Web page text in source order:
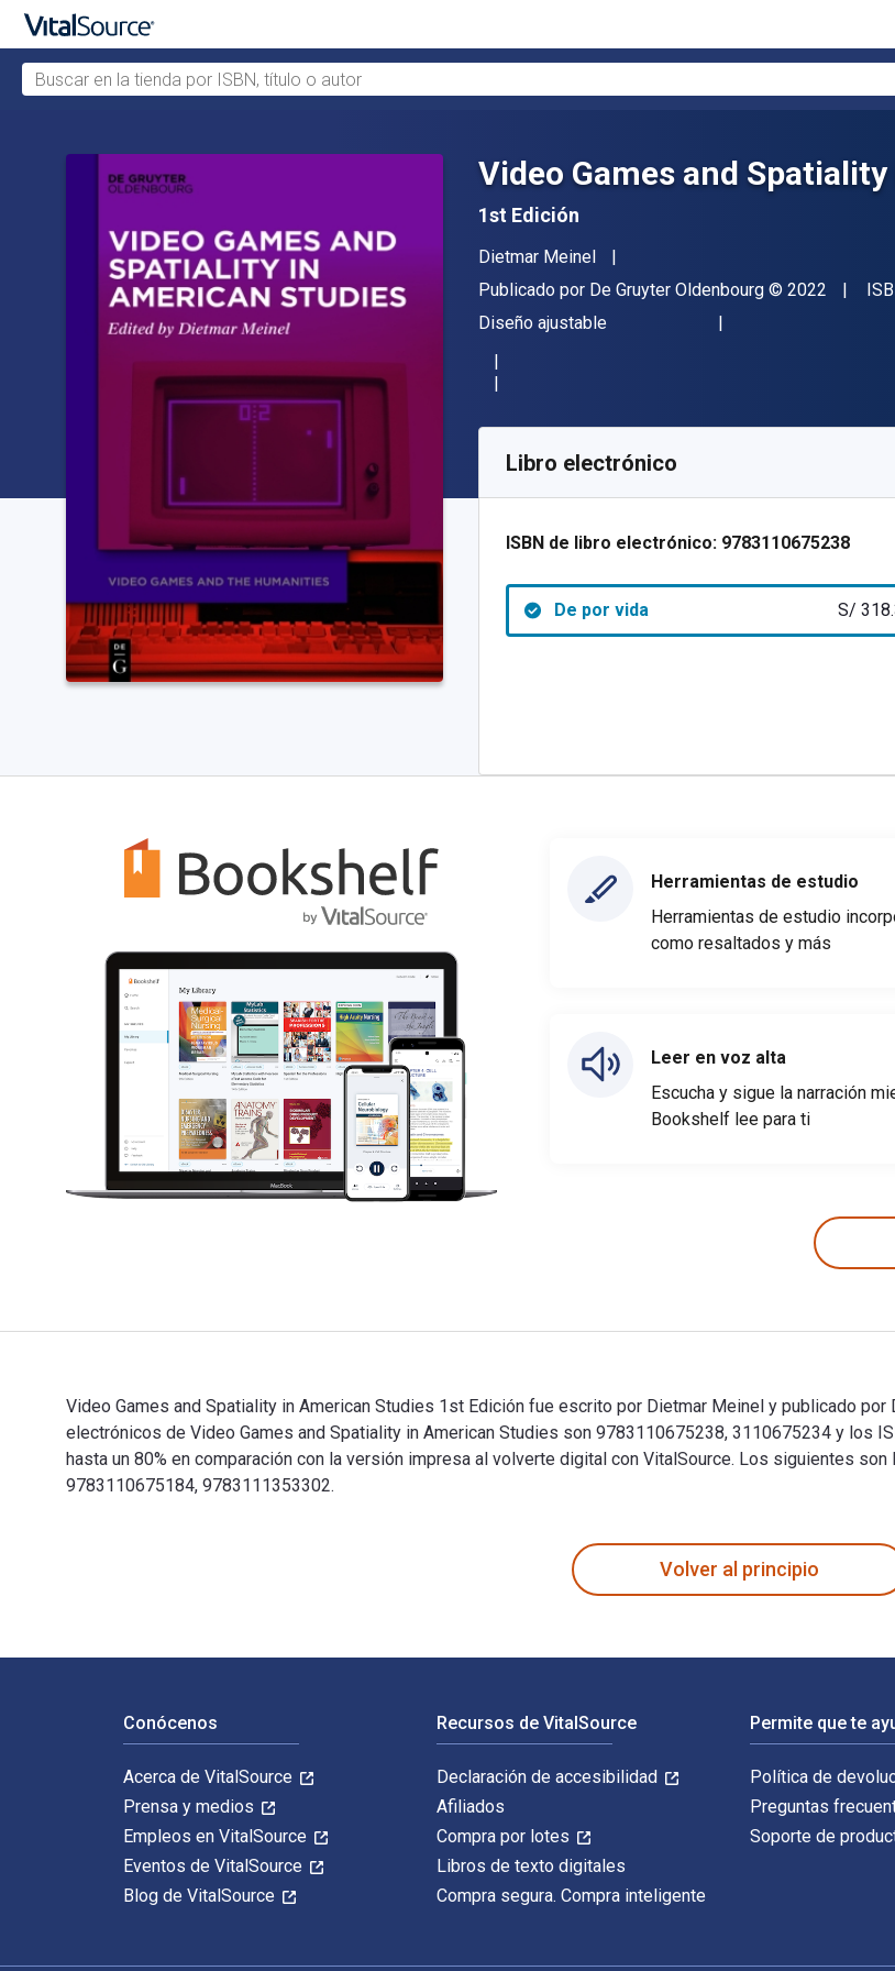
Buscar en la tienda por ISBN, título o autor
Video Games and
1st Edición
Autor(es)
Dietmar Meinel
Editor
Publicado por De Gruyter Oldenbourg Copyright
© 2022
Formato
Diseño ajustable
SKU:
Libro electrónico
ISBN de libro electrónico: 9783110675238
De por vida S/
Herramientas de estudio
Herramientas de estudio
como resaltados y más
Leer en voz alta
Escucha y sigue la narración
Bookshelf lee para ti
Video Games and Spatiality in American Studies 1st Edición fue escrito por Dietmar Meinel y publicado
electrónicos de Video Games and Spatiality in American Studies son 9783110675238, 3110675234 y los
hasta un 80% en comparación con la versión impresa al volverte digital con VitalSource. Los siguientes
9783110675184, 9783111353302.
Volver al principio
Conócenos
Acerca de VitalSource
Prensa y medios
Empleos en VitalSource
Eventos de VitalSource
Blog de VitalSource
Recursos de VitalSource
Declaración de accesibilidad
Afiliados
Compra por lotes
Libros de texto digitales
Compra segura. Compra inteligente
Permite que te
Política de
Preguntas
Soporte de